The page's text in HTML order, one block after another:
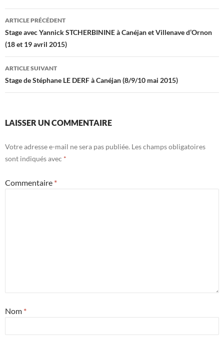
Navigation
des
articles
ARTICLE PRÉCÉDENT
Stage avec Yannick STCHERBININE à Canéjan et Villenave d’Ornon
(18 et 19 avril 2015)
ARTICLE SUIVANT
Stage de Stéphane LE DERF à Canéjan (8/9/10 mai 2015)
LAISSER UN COMMENTAIRE
Votre adresse e-mail ne sera pas publiée. Les champs obligatoires
sont indiqués avec *
Commentaire *
Nom *